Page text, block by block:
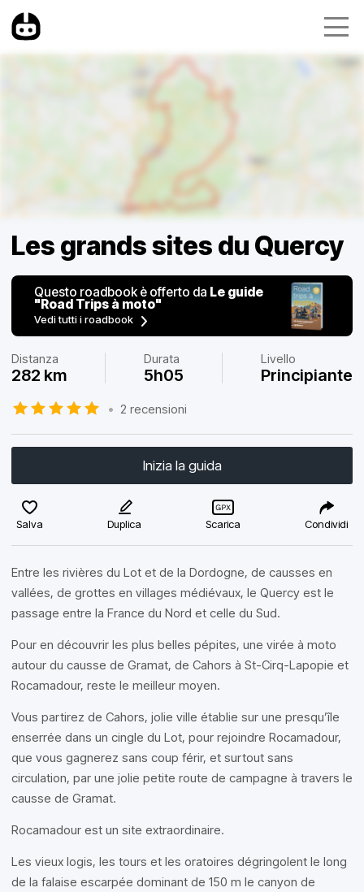
Les grands sites du Quercy
Questo roadbook è offerto da Le guide
"Road Trips à moto"
Vedi tutti i roadbook
Distanza
282 km
Durata
5h05
Livello
Principiante
• 2 recensioni
Inizia la guida
Salva Duplica Scarica Condividi
Entre les rivières du Lot et de la Dordogne, de causses en
vallées, de grottes en villages médiévaux, le Quercy est le
passage entre la France du Nord et celle du Sud.
Pour en découvrir les plus belles pépites, une virée à moto
autour du causse de Gramat, de Cahors à St-Cirq-Lapopie et
Rocamadour, reste le meilleur moyen.
Vous partirez de Cahors, jolie ville établie sur une presqu’île
enserrée dans un cingle du Lot, pour rejoindre Rocamadour,
que vous gagnerez sans coup férir, et surtout sans
circulation, par une jolie petite route de campagne à travers le
causse de Gramat.
Rocamadour est un site extraordinaire.
Les vieux logis, les tours et les oratoires dégringolent le long
de la falaise escarpée dominant de 150 m le canyon de